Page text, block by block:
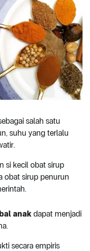
salah satu
suhu yang terlalu
si kecil obat sirup
obat sirup penurun
anak dapat menjadi
secara empiris